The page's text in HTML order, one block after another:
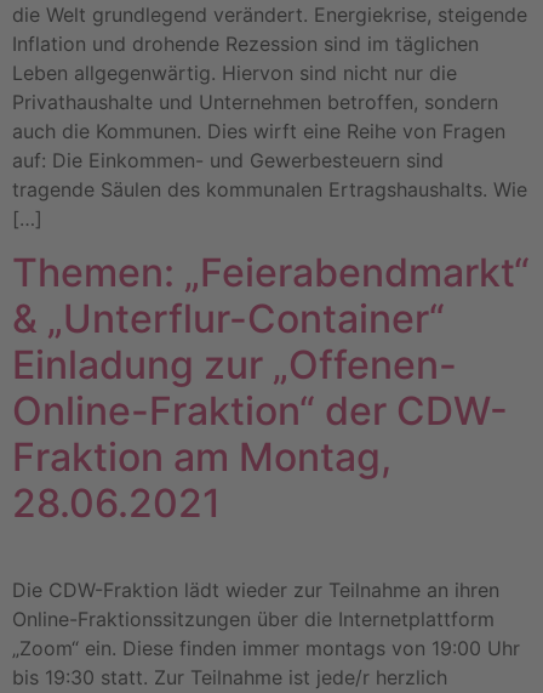
die Welt grundlegend verändert. Energiekrise, steigende
Inflation und drohende Rezession sind im täglichen
Leben allgegenwärtig. Hiervon sind nicht nur die
Privathaushalte und Unternehmen betroffen, sondern
auch die Kommunen. Dies wirft eine Reihe von Fragen
auf: Die Einkommen- und Gewerbesteuern sind
tragende Säulen des kommunalen Ertragshaushalts. Wie
[…]
Themen: „Feierabendmarkt“
& „Unterflur-Container“
Einladung zur „Offenen-
Online-Fraktion“ der CDW-
Fraktion am Montag,
28.06.2021
Die CDW-Fraktion lädt wieder zur Teilnahme an ihren
Online-Fraktionssitzungen über die Internetplattform
„Zoom“ ein. Diese finden immer montags von 19:00 Uhr
bis 19:30 statt. Zur Teilnahme ist jede/r herzlich